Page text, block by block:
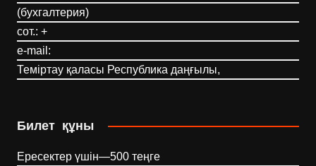
(бухгалтерия)
сот.: +
e-mail:
Теміртау қаласы Республика даңғылы,
Билет құны
Ересектер үшін—500 теңге